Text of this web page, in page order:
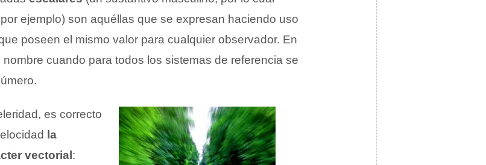
ejemplo) son aquéllas que se expresan haciendo uso
poseen el mismo valor para cualquier observador. En
cuando para todos los sistemas de referencia se
es correcto
la
vectorial :